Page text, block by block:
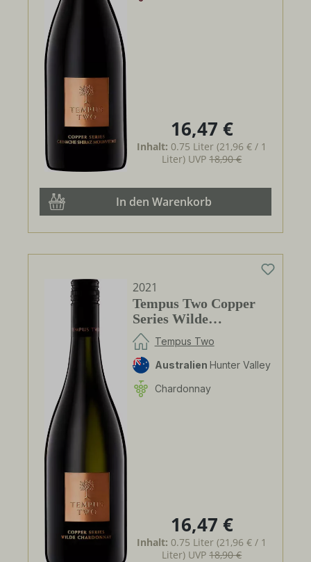
Regulärer Preis:
16,47 €
Inhalt: 0.75 Liter(21,96 € / 1
Liter) UVP18,90 €
In den Warenkorb
2021
Tempus Two Copper
Series Wilde
Chardonnay
Tempus Two
Australien Hunter Valley
Chardonnay
Regulärer Preis:
16,47 €
Inhalt: 0.75 Liter(21,96 € / 1
Liter) UVP18,90 €